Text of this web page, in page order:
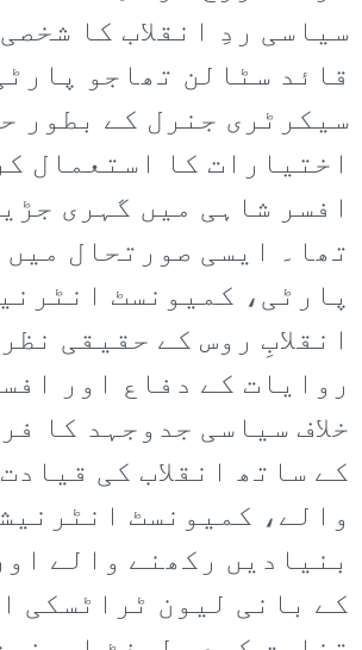
سیاسی ردِ انقلاب کا
قائد سٹالن تھاجو
سیکرٹری جنرل کے بطور
اختیارات کا استعمال
افسر شاہی میں گہری
تھا۔ ایسی صورتحال
پارٹی، کمیونسٹ
انقلابِ روس کے حقیقی
روایات کے دفاع اور
خلاف سیاسی جدوجہد کا
کے ساتھ انقلاب کی
والے، کمیونسٹ
بنیادیں رکھنے والے
کے بانی لیون ٹراٹسکی